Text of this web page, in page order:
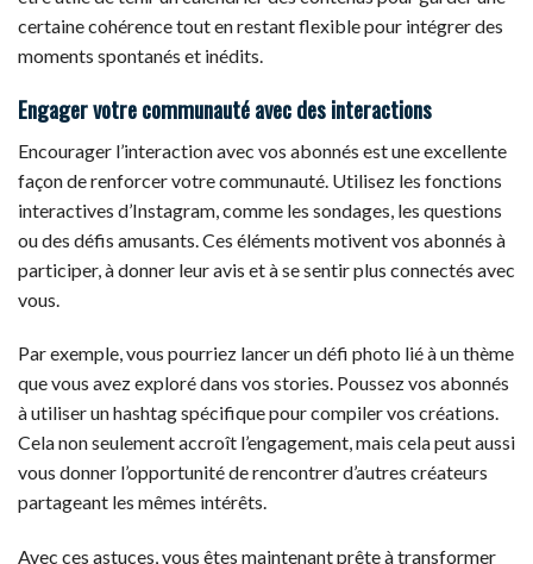
certaine cohérence tout en restant flexible pour intégrer des
moments spontanés et inédits.
Engager votre communauté avec des interactions
Encourager l’interaction avec vos abonnés est une excellente
façon de renforcer votre communauté. Utilisez les fonctions
interactives d’Instagram, comme les sondages, les questions
ou des défis amusants. Ces éléments motivent vos abonnés à
participer, à donner leur avis et à se sentir plus connectés avec
vous.
Par exemple, vous pourriez lancer un défi photo lié à un thème
que vous avez exploré dans vos stories. Poussez vos abonnés
à utiliser un hashtag spécifique pour compiler vos créations.
Cela non seulement accroît l’engagement, mais cela peut aussi
vous donner l’opportunité de rencontrer d’autres créateurs
partageant les mêmes intérêts.
Avec ces astuces, vous êtes maintenant prête à transformer